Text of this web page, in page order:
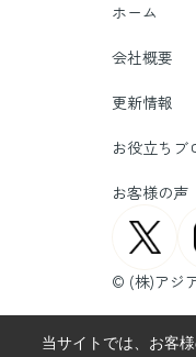
ホーム
会社概要
更新情報
お役立ちブ
お客様の声
© (株)アジ
当サイトでは、お客